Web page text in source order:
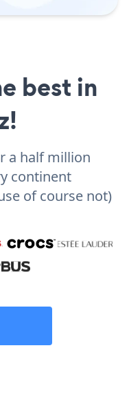
best in
a half million
continent
of course not)